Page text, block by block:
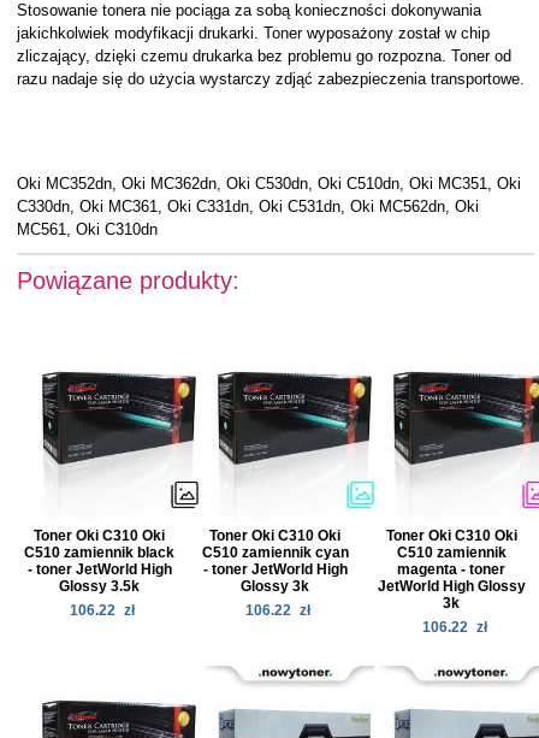
Stosowanie tonera nie pociąga za sobą konieczności dokonywania
jakichkolwiek modyfikacji drukarki. Toner wyposażony został w chip
zliczający, dzięki czemu drukarka bez problemu go rozpozna. Toner od
razu nadaje się do użycia wystarczy zdjąć zabezpieczenia transportowe.
Oki MC352dn, Oki MC362dn, Oki C530dn, Oki C510dn, Oki MC351, Oki
C330dn, Oki MC361, Oki C331dn, Oki C531dn, Oki MC562dn, Oki
MC561, Oki C310dn
Powiązane produkty:
Toner Oki C310 Oki
C510 zamiennik black
- toner JetWorld High
Glossy 3.5k
106.22 zł
Toner Oki C310 Oki
C510 zamiennik cyan
- toner JetWorld High
Glossy 3k
106.22 zł
Toner Oki C310 Oki
C510 zamiennik
magenta - toner
JetWorld High Glossy
3k
106.22 zł